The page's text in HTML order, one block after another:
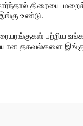
திரையை
உண்டு.
பற்றிய
தகவல்களை இங்கு